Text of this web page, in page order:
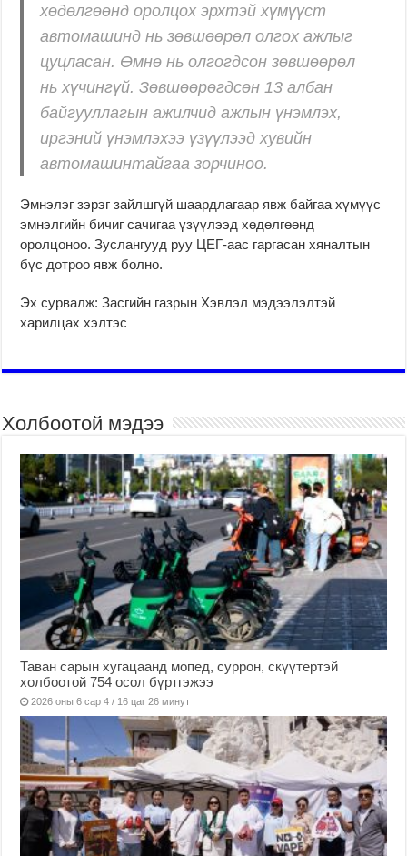
хөдөлгөөнд оролцох эрхтэй хүмүүст
автомашинд нь зөвшөөрөл олгох ажлыг
цуцласан. Өмнө нь олгогдсон зөвшөөрөл
нь хүчингүй. Зөвшөөрөгдсөн 13 албан
байгууллагын ажилчид ажлын үнэмлэх,
иргэний үнэмлэхээ үзүүлээд хувийн
автомашинтайгаа зорчиноо.
Эмнэлэг зэрэг зайлшгүй шаардлагаар явж байгаа хүмүүс
эмнэлгийн бичиг сачигаа үзүүлээд хөдөлгөөнд
оролцоноо. Зуслангууд руу ЦЕГ-аас гаргасан хяналтын
бүс дотроо явж болно.
Эх сурвалж: Засгийн газрын Хэвлэл мэдээлэлтэй
харилцах хэлтэс
Холбоотой мэдээ
Таван сарын хугацаанд мопед, суррон, скүүтертэй
холбоотой 754 осол бүртгэжээ
2026 оны 6 сар 4 / 16 цаг 26 минут